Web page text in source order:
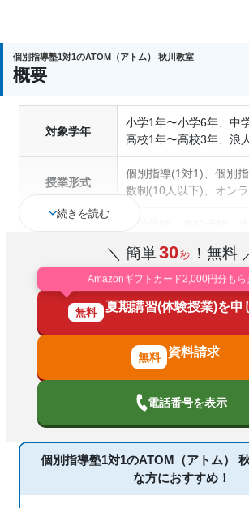
個別指導塾1対1のATOM（アトム） 秋川教室
概要
対象学年
小学1年〜小学6年、中
高校1年〜高校3年、浪
授業形式
個別指導(1対1)、個別
数制(10人以下)、オン
の定着、総合型選抜(旧
試対策、国公立大対策
テスト対策、英検(英語
り、授業の振替可能、
オンライン対応、1科目
季節講習のみの受講可
障害の子どもに対応、
科目
国語、現代文、古典（
数、数学、理科、物理
学、社会、倫理、日本
総合、政治経済、地理
論文
続きを読む
＼ 簡単30秒 ！無料
Amazonギフトカード2,000円分もら
無料 夏期講習(体験授業)を申
資料請求
電話番号を表示
個別指導塾1対1のATOM（アトム）
な方におすすめ！